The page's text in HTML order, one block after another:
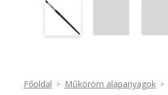
Főoldal Műköröm alapanyagok